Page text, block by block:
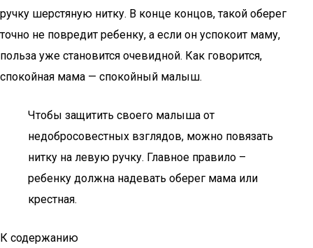
ручку шерстяную нитку. В конце концов, такой оберег
точно не повредит ребенку, а если он успокоит маму,
польза уже становится очевидной. Как говорится,
спокойная мама — спокойный малыш.
Чтобы защитить своего малыша от
недобросовестных взглядов, можно повязать
нитку на левую ручку. Главное правило –
ребенку должна надевать оберег мама или
крестная.
К содержанию